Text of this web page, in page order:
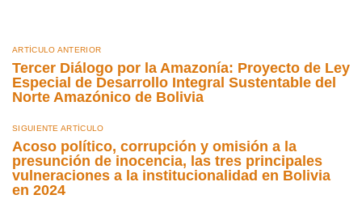
ARTÍCULO ANTERIOR
Tercer Diálogo por la Amazonía: Proyecto de Ley
Especial de Desarrollo Integral Sustentable del
Norte Amazónico de Bolivia
SIGUIENTE ARTÍCULO
Acoso político, corrupción y omisión a la
presunción de inocencia, las tres principales
vulneraciones a la institucionalidad en Bolivia
en 2024